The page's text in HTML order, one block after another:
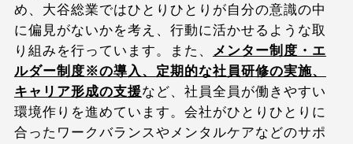
め、大谷総業ではひとりひとりが自分の意識の中
に偏見がないかを考え、行動に活かせるような取
り組みを行っています。また、 メンター制度・エ
ルダー制度※の導入、定期的な社員研修の実施、
キャリア形成の支援など、社員全員が働きやすい
環境作りを進めています。会社がひとりひとりに
合ったワークバランスやメンタルケアなどのサポ